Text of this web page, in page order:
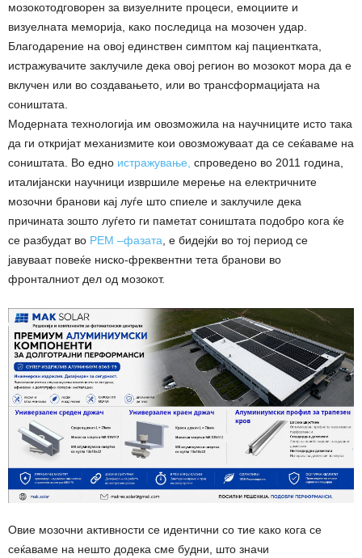
мозокотодговорен за визуелните процеси, емоциите и
визуелната меморија, како последица на мозочен удар.
Благодарение на овој единствен симптом кај пациентката,
истражувачите заклучиле дека овој регион во мозокот мора да е
вклучен или во создавањето, или во трансформацијата на
соништата.
Модерната технологија им овозможила на научниците исто така
да ги откријат механизмите кои овозможуваат да се сеќаваме на
соништата. Во едно истражување, спроведено во 2011 година,
италијански научници извршиле мерење на електричните
мозочни бранови кај луѓе што спиеле и заклучиле дека
причината зошто луѓето ги паметат соништата подобро кога ќе
се разбудат во РЕМ –фазата , е бидејќи во тој период се
јавуваат повеќе ниско-фреквентни тета бранови во
фронталниот дел од мозокот.
Овие мозочни активности се идентични со тие како кога се
сеќаваме на нешто додека сме будни, што значи